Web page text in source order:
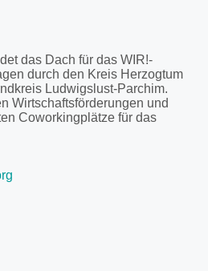
das Dach für das WIR!-
durch den Kreis Herzogtum
Ludwigslust-Parchim.
Wirtschaftsförderungen und
Coworkingplätze für das